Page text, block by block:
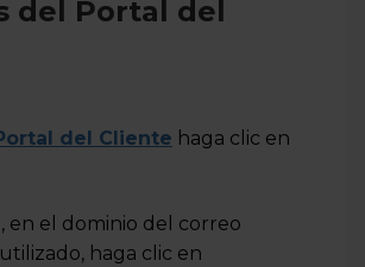
del Portal del
del Cliente haga clic en
en el dominio del correo
haga clic en